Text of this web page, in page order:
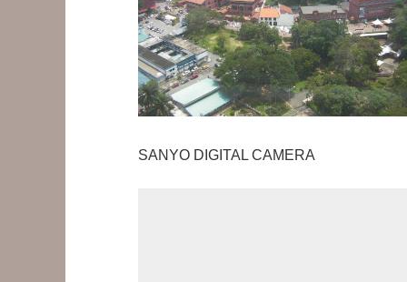
SANYO DIGITAL CAMERA